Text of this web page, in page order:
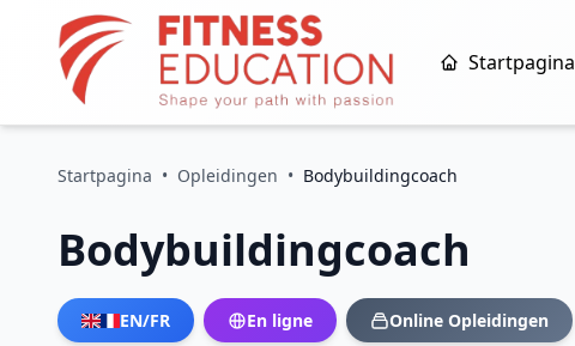
Startpagina
Startpagina • Opleidingen • Bodybuildingcoach
Bodybuildingcoach
EN/FR En ligne Online Opleidingen